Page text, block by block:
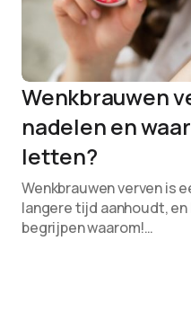
Wenkbrauwen
nadelen en
letten?
Wenkbrauwen verven is
langere tijd aanhoudt,
begrijpen waarom!…